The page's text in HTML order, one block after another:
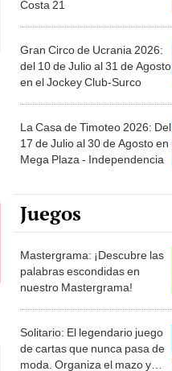
Costa 21
Gran Circo de Ucrania 2026:
del 10 de Julio al 31 de Agosto
en el Jockey Club-Surco
La Casa de Timoteo 2026: Del
17 de Julio al 30 de Agosto en
Mega Plaza - Independencia
Juegos
Mastergrama: ¡Descubre las
palabras escondidas en
nuestro Mastergrama!
Solitario: El legendario juego
de cartas que nunca pasa de
moda. Organiza el mazo y